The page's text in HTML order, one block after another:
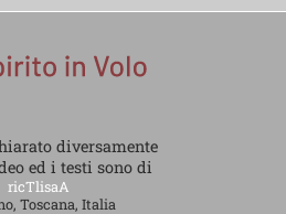
diversamente
ed i testi sono di
ricTlisaA
Toscana, Italia